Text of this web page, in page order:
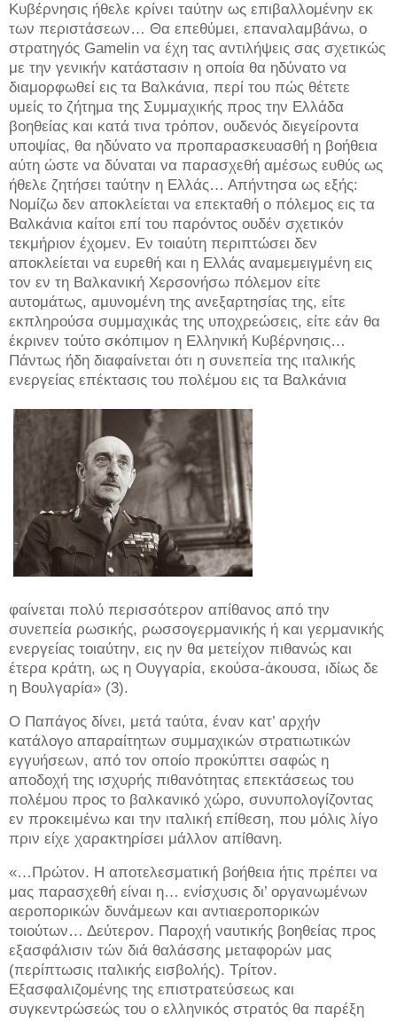
Κυβέρνησις ήθελε κρίνει ταύτην ως επιβαλλομένην εκ
των περιστάσεων… Θα επεθύμει, επαναλαμβάνω, ο
στρατηγός Gamelin να έχη τας αντιλήψεις σας σχετικώς
με την γενικήν κατάστασιν η οποία θα ηδύνατο να
διαμορφωθεί εις τα Βαλκάνια, περί του πώς θέτετε
υμείς το ζήτημα της Συμμαχικής προς την Ελλάδα
βοηθείας και κατά τινα τρόπον, ουδενός διεγείροντα
υποψίας, θα ηδύνατο να προπαρασκευασθή η βοήθεια
αύτη ώστε να δύναται να παρασχεθή αμέσως ευθύς ως
ήθελε ζητήσει ταύτην η Ελλάς… Απήντησα ως εξής:
Νομίζω δεν αποκλείεται να επεκταθή ο πόλεμος εις τα
Βαλκάνια καίτοι επί του παρόντος ουδέν σχετικόν
τεκμήριον έχομεν. Εν τοιαύτη περιπτώσει δεν
αποκλείεται να ευρεθή και η Ελλάς αναμεμειγμένη εις
τον εν τη Βαλκανική Χερσονήσω πόλεμον είτε
αυτομάτως, αμυνομένη της ανεξαρτησίας της, είτε
εκπληρούσα συμμαχικάς της υποχρεώσεις, είτε εάν θα
έκρινεν τούτο σκόπιμον η Ελληνική Κυβέρνησις…
Πάντως ήδη διαφαίνεται ότι η συνεπεία της ιταλικής
ενεργείας επέκτασις του πολέμου εις τα Βαλκάνια
φαίνεται πολύ περισσότερον απίθανος από την
συνεπεία ρωσικής, ρωσσογερμανικής ή και γερμανικής
ενεργείας τοιαύτην, εις ην θα μετείχον πιθανώς και
έτερα κράτη, ως η Ουγγαρία, εκούσα-άκουσα, ιδίως δε
η Βουλγαρία» (3).
Ο Παπάγος δίνει, μετά ταύτα, έναν κατ’ αρχήν
κατάλογο απαραίτητων συμμαχικών στρατιωτικών
εγγυήσεων, από τον οποίο προκύπτει σαφώς η
αποδοχή της ισχυρής πιθανότητας επεκτάσεως του
πολέμου προς το βαλκανικό χώρο, συνυπολογίζοντας
εν προκειμένω και την ιταλική επίθεση, που μόλις λίγο
πριν είχε χαρακτηρίσει μάλλον απίθανη.
«…Πρώτον. Η αποτελεσματική βοήθεια ήτις πρέπει να
μας παρασχεθή είναι η… ενίσχυσις δι’ οργανωμένων
αεροπορικών δυνάμεων και αντιαεροπορικών
τοιούτων… Δεύτερον. Παροχή ναυτικής βοηθείας προς
εξασφάλισιν τών διά θαλάσσης μεταφορών μας
(περίπτωσις ιταλικής εισβολής). Τρίτον.
Εξασφαλιζομένης της επιστρατεύσεως και
συγκεντρώσεώς του ο ελληνικός στρατός θα παρέξη